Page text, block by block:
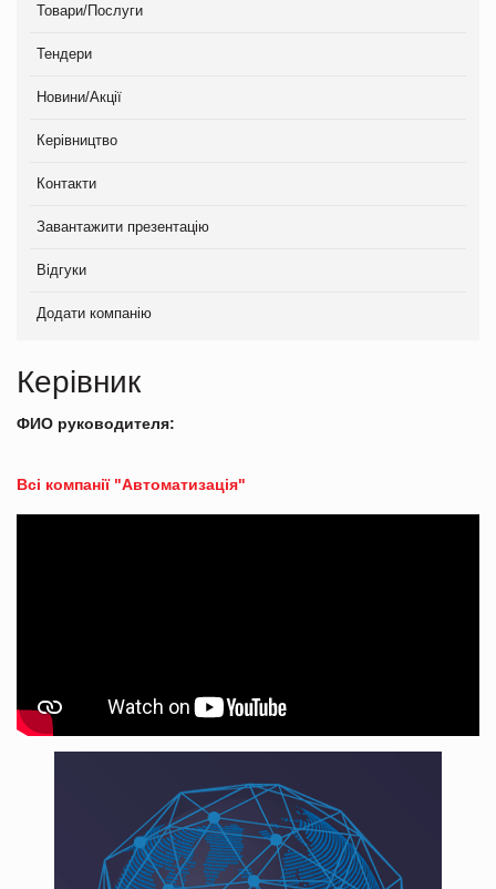
Товари/Послуги
Тендери
Новини/Акції
Керівництво
Контакти
Завантажити презентацію
Відгуки
Додати компанію
Керівник
ФИО руководителя:
Всі компанії "Автоматизація"